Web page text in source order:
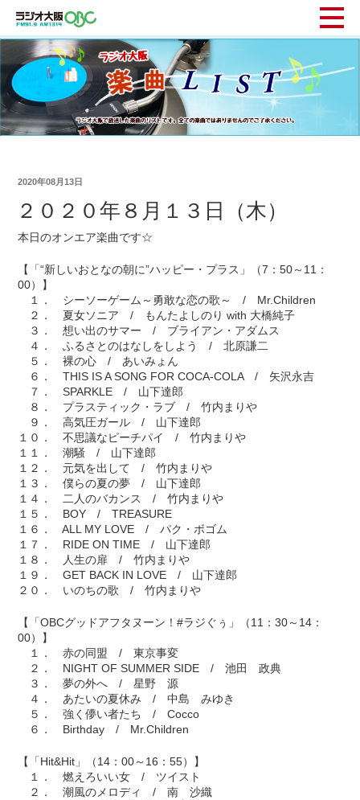
2020年08月13日
２０２０年８月１３日（木）
本日のオンエア楽曲です☆
【「“新しいおとなの朝に”ハッピー・プラス」（7：50～11：
00）】
１． シーソーゲーム～勇敢な恋の歌～ / Mr.Children
２． 夏女ソニア / もんたよしのり with 大橋純子
３． 想い出のサマー / ブライアン・アダムス
４． ふるさとのはなしをしよう / 北原謙二
５． 裸の心 / あいみょん
６． THIS IS A SONG FOR COCA-COLA / 矢沢永吉
７． SPARKLE / 山下達郎
８． プラスティック・ラブ / 竹内まりや
９． 高気圧ガール / 山下達郎
１０． 不思議なピーチパイ / 竹内まりや
１１． 潮騒 / 山下達郎
１２． 元気を出して / 竹内まりや
１３． 僕らの夏の夢 / 山下達郎
１４． 二人のバカンス / 竹内まりや
１５． BOY / TREASURE
１６． ALL MY LOVE / パク・ボゴム
１７． RIDE ON TIME / 山下達郎
１８． 人生の扉 / 竹内まりや
１９． GET BACK IN LOVE / 山下達郎
２０． いのちの歌 / 竹内まりや
【「OBCグッドアフタヌーン！#ラジぐぅ」（11：30～14：
00）】
１． 赤の同盟 / 東京事変
２． NIGHT OF SUMMER SIDE / 池田 政典
３． 夢の外へ / 星野 源
４． あたいの夏休み / 中島 みゆき
５． 強く儚い者たち / Cocco
６． Birthday / Mr.Children
【「Hit&Hit」（14：00～16：55）】
１． 燃えろいい女 / ツイスト
２． 潮風のメロディ / 南 沙織